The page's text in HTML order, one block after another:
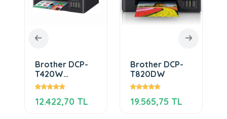
Brother DCP-
T420W
Mürekkep
Tanklı Yazıcı
12.422,70 TL
Brother DCP-
T820DW
19.565,75 TL